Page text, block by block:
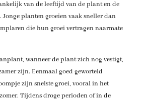
van de leeftijd van de plant en de
planten groeien vaak sneller dan
die hun groei vertragen naarmate
wanneer de plant zich nog vestigt,
zijn. Eenmaal goed geworteld
zijn snelste groei, vooral in het
Tijdens droge perioden of in de